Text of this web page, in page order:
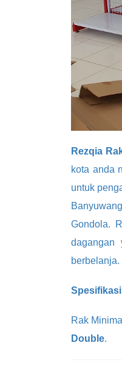
Rezqia
kota anda
untuk
Gondola.
dagangan
berbelanja.
Rak
Double.